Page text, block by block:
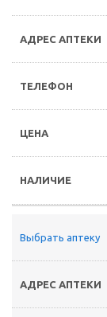
Выбрать аптеку